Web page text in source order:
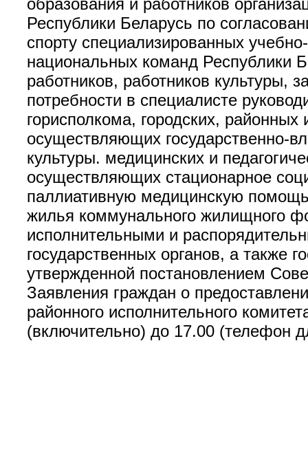
образования и работников
Республики Беларусь по
спорту специализированных
национальных команд Республики
работников, работников культуры,
потребности в специалисте
горисполкома, городских,
осуществляющих государственно-
культуры. медицинских и
осуществляющих стационарное
паллиативную медицинскую
жилья коммунального жилищного
исполнительными и
государственных органов, а также
утвержденной постановлением
Заявления граждан о
районного исполнительного
(включительно) до 17.00 (телефон